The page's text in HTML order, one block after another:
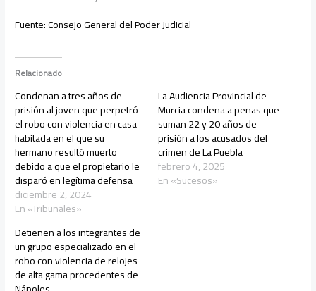
Fuente:Consejo General del Poder Judicial
Relacionado
Condenan a tres años de
prisión al joven que perpetró
el robo con violencia en casa
habitada en el que su
hermano resultó muerto
debido a que el propietario le
disparó en legítima defensa
diciembre 2, 2024
En «Tribunales»
La Audiencia Provincial de
Murcia condena a penas que
suman 22 y 20 años de
prisión a los acusados del
crimen de La Puebla
febrero 4, 2025
En «Sucesos»
Detienen a los integrantes de
un grupo especializado en el
robo con violencia de relojes
de alta gama procedentes de